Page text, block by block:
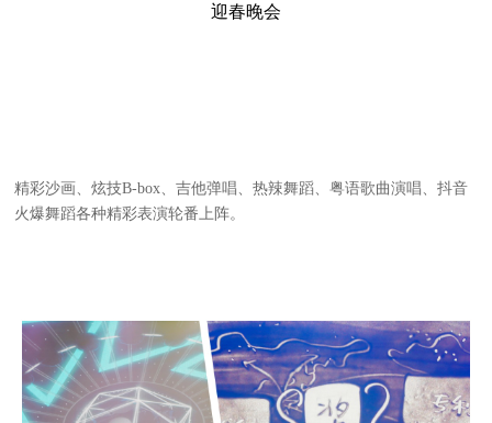
迎春晚会
精彩沙画、炫技B-box、吉他弹唱、热辣舞蹈、粤语歌曲演唱、抖音
火爆舞蹈各种精彩表演轮番上阵。